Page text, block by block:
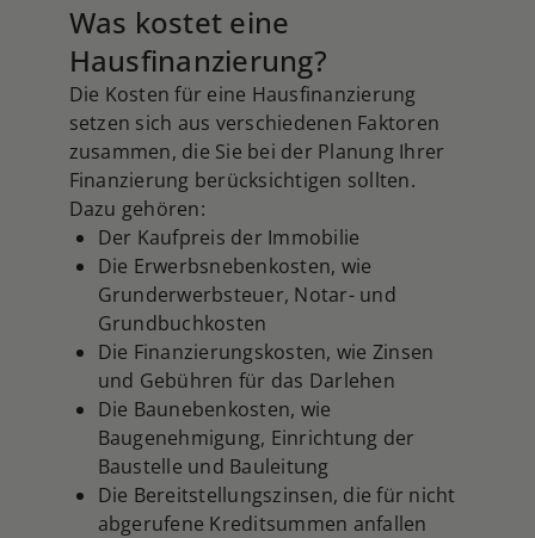
Badezimmer, energieeffiziente Upgrades,
Straßenansicht und
Landschaftsgestaltung, Reparaturen und
Wartung, professionelle Reinigung, Home
Staging und Inspektionen. In allen Fällen
ist es ratsam, mit einem
Immobilienexperten zu sprechen, um die
besten Optionen für Ihren spezifischen
Fall zu ermitteln und den Return on
Investment zu maximieren.
Was kostet eine
Hausfinanzierung?
Die Kosten für eine Hausfinanzierung
setzen sich aus verschiedenen Faktoren
zusammen, die Sie bei der Planung Ihrer
Finanzierung berücksichtigen sollten.
Dazu gehören:
Der Kaufpreis der Immobilie
Die Erwerbsnebenkosten, wie
Grunderwerbsteuer, Notar- und
Grundbuchkosten
Die Finanzierungskosten, wie Zinsen
und Gebühren für das Darlehen
Die Baunebenkosten, wie
Baugenehmigung, Einrichtung der
Baustelle und Bauleitung
Die Bereitstellungszinsen, die für nicht
abgerufene Kreditsummen anfallen